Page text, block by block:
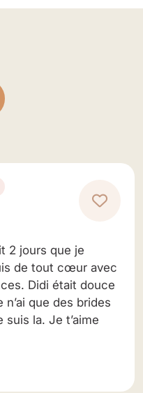
2 jours que je
de tout cœur avec
Didi était douce
que des brides
la. Je t’aime